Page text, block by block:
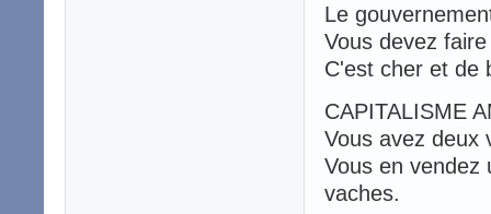
Le
Vous devez
C'est cher et de
CAPITALISME
Vous avez deux
Vous en vendez
vaches.